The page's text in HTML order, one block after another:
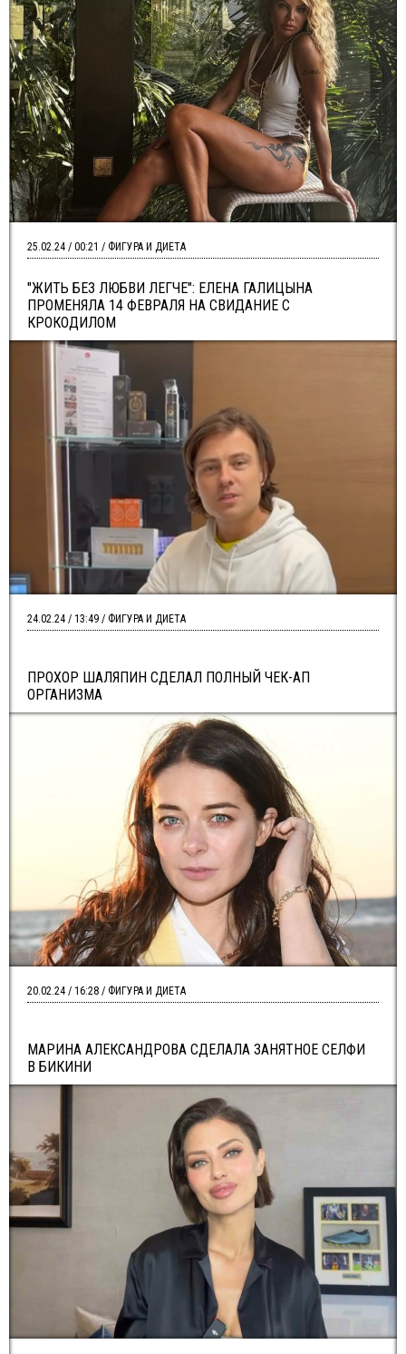
"ЖИТЬ БЕЗ ЛЮБВИ ЛЕГЧЕ": ЕЛЕНА ГАЛИЦЫНА
ПРОМЕНЯЛА 14 ФЕВРАЛЯ НА СВИДАНИЕ С
КРОКОДИЛОМ
25.02.24 / 00:21 / ФИГУРА И ДИЕТА
ПРОХОР ШАЛЯПИН СДЕЛАЛ ПОЛНЫЙ ЧЕК-АП
ОРГАНИЗМА
24.02.24 / 13:49 / ФИГУРА И ДИЕТА
МАРИНА АЛЕКСАНДРОВА СДЕЛАЛА ЗАНЯТНОЕ СЕЛФИ
В БИКИНИ
20.02.24 / 16:28 / ФИГУРА И ДИЕТА